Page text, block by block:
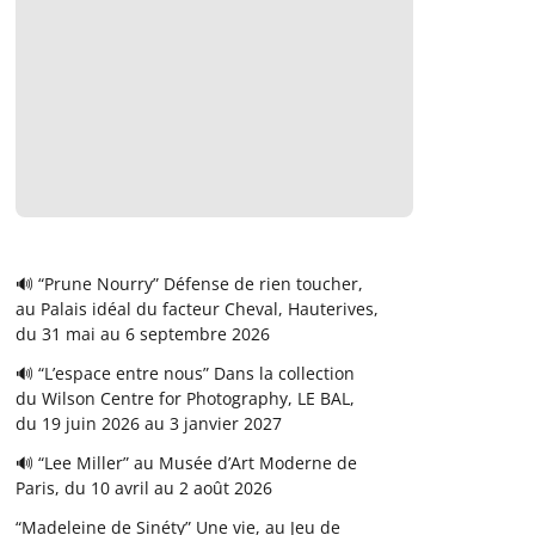
🔊 “Prune Nourry” Défense de rien toucher,
au Palais idéal du facteur Cheval, Hauterives,
du 31 mai au 6 septembre 2026
🔊 “L’espace entre nous” Dans la collection
du Wilson Centre for Photography, LE BAL,
du 19 juin 2026 au 3 janvier 2027
🔊 “Lee Miller” au Musée d’Art Moderne de
Paris, du 10 avril au 2 août 2026
“Madeleine de Sinéty” Une vie, au Jeu de